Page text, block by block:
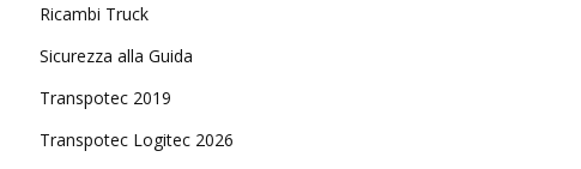
Ricambi Truck
Sicurezza alla Guida
Transpotec 2019
Transpotec Logitec 2026